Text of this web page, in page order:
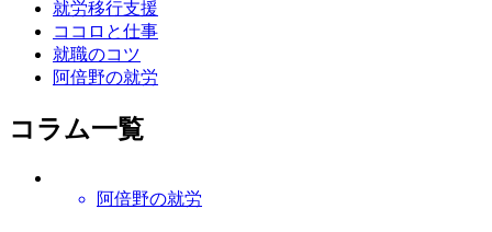
就労移行支援
ココロと仕事
就職のコツ
阿倍野の就労
コラム一覧
阿倍野の就労